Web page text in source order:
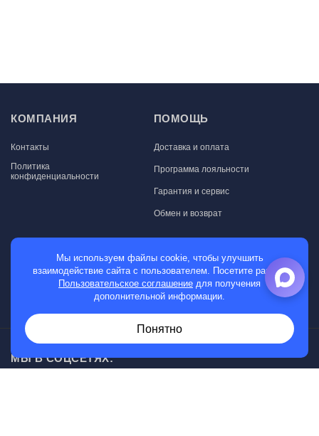
КОМПАНИЯ
Контакты
Политика
конфиденциальности
ПОМОЩЬ
Доставка и оплата
Программа лояльности
Гарантия и сервис
Обмен и возврат
МАГАЗИН
Мужские часы
МЫ В СОЦСЕТЯХ:
Мы используем файлы cookie, чтобы улучшить
взаимодействие сайта с пользователем. Посетите раздел
Пользовательское соглашение для получения
дополнительной информации.
Понятно